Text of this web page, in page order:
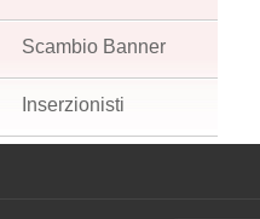
Scambio Banner
Inserzionisti